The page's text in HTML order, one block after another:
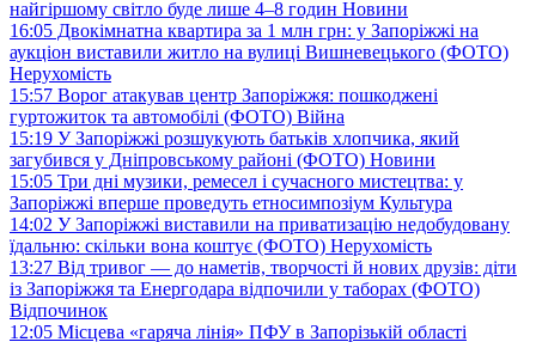
найгіршому світло буде лише 4–8 годин Новини
16:05 Двокімнатна квартира за 1 млн грн: у Запоріжжі на
аукціон виставили житло на вулиці Вишневецького (ФОТО)
Нерухомість
15:57 Ворог атакував центр Запоріжжя: пошкоджені
гуртожиток та автомобілі (ФОТО) Війна
15:19 У Запоріжжі розшукують батьків хлопчика, який
загубився у Дніпровському районі (ФОТО) Новини
15:05 Три дні музики, ремесел і сучасного мистецтва: у
Запоріжжі вперше проведуть етносимпозіум Культура
14:02 У Запоріжжі виставили на приватизацію недобудовану
їдальню: скільки вона коштує (ФОТО) Нерухомість
13:27 Від тривог — до наметів, творчості й нових друзів: діти
із Запоріжжя та Енергодара відпочили у таборах (ФОТО)
Відпочинок
12:05 Місцева «гаряча лінія» ПФУ в Запорізькій області